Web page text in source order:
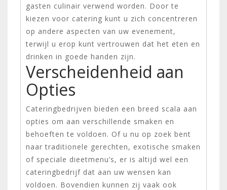
gasten culinair verwend worden. Door te
kiezen voor catering kunt u zich concentreren
op andere aspecten van uw evenement,
terwijl u erop kunt vertrouwen dat het eten en
drinken in goede handen zijn.
Verscheidenheid aan
Opties
Cateringbedrijven bieden een breed scala aan
opties om aan verschillende smaken en
behoeften te voldoen. Of u nu op zoek bent
naar traditionele gerechten, exotische smaken
of speciale dieetmenu’s, er is altijd wel een
cateringbedrijf dat aan uw wensen kan
voldoen. Bovendien kunnen zij vaak ook